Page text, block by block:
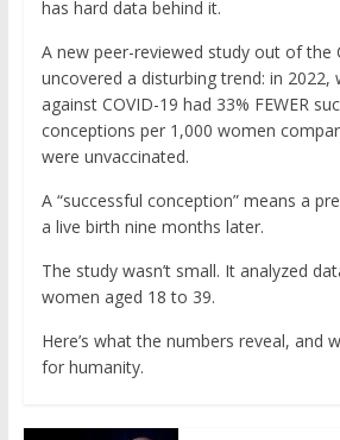
has hard data behind it.
A new peer-reviewed study out of the
uncovered a disturbing trend: in 2022,
against COVID-19 had 33% FEWER
conceptions per 1,000 women
were unvaccinated.
A “successful conception” means a
a live birth nine months later.
The study wasn’t small. It analyzed
women aged 18 to 39.
Here’s what the numbers reveal, and
for humanity.